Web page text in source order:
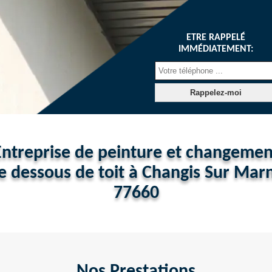
ETRE RAPPELÉ
IMMÉDIATEMENT:
de peinture et
dessous de toit à Changis Sur
77660